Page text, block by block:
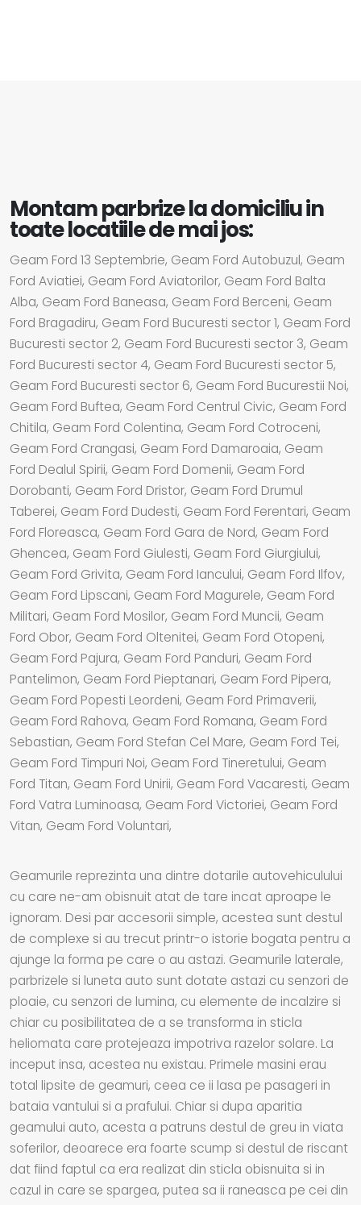
Montam parbrize la domiciliu in
toate locatiile de mai jos:
Geam Ford 13 Septembrie, Geam Ford Autobuzul, Geam
Ford Aviatiei, Geam Ford Aviatorilor, Geam Ford Balta
Alba, Geam Ford Baneasa, Geam Ford Berceni, Geam
Ford Bragadiru, Geam Ford Bucuresti sector 1, Geam Ford
Bucuresti sector 2, Geam Ford Bucuresti sector 3, Geam
Ford Bucuresti sector 4, Geam Ford Bucuresti sector 5,
Geam Ford Bucuresti sector 6, Geam Ford Bucurestii Noi,
Geam Ford Buftea, Geam Ford Centrul Civic, Geam Ford
Chitila, Geam Ford Colentina, Geam Ford Cotroceni,
Geam Ford Crangasi, Geam Ford Damaroaia, Geam
Ford Dealul Spirii, Geam Ford Domenii, Geam Ford
Dorobanti, Geam Ford Dristor, Geam Ford Drumul
Taberei, Geam Ford Dudesti, Geam Ford Ferentari, Geam
Ford Floreasca, Geam Ford Gara de Nord, Geam Ford
Ghencea, Geam Ford Giulesti, Geam Ford Giurgiului,
Geam Ford Grivita, Geam Ford Iancului, Geam Ford Ilfov,
Geam Ford Lipscani, Geam Ford Magurele, Geam Ford
Militari, Geam Ford Mosilor, Geam Ford Muncii, Geam
Ford Obor, Geam Ford Oltenitei, Geam Ford Otopeni,
Geam Ford Pajura, Geam Ford Panduri, Geam Ford
Pantelimon, Geam Ford Pieptanari, Geam Ford Pipera,
Geam Ford Popesti Leordeni, Geam Ford Primaverii,
Geam Ford Rahova, Geam Ford Romana, Geam Ford
Sebastian, Geam Ford Stefan Cel Mare, Geam Ford Tei,
Geam Ford Timpuri Noi, Geam Ford Tineretului, Geam
Ford Titan, Geam Ford Unirii, Geam Ford Vacaresti, Geam
Ford Vatra Luminoasa, Geam Ford Victoriei, Geam Ford
Vitan, Geam Ford Voluntari,
Geamurile reprezinta una dintre dotarile autovehiculului
cu care ne-am obisnuit atat de tare incat aproape le
ignoram. Desi par accesorii simple, acestea sunt destul
de complexe si au trecut printr-o istorie bogata pentru a
ajunge la forma pe care o au astazi. Geamurile laterale,
parbrizele si luneta auto sunt dotate astazi cu senzori de
ploaie, cu senzori de lumina, cu elemente de incalzire si
chiar cu posibilitatea de a se transforma in sticla
heliomata care protejeaza impotriva razelor solare. La
inceput insa, acestea nu existau. Primele masini erau
total lipsite de geamuri, ceea ce ii lasa pe pasageri in
bataia vantului si a prafului. Chiar si dupa aparitia
geamului auto, acesta a patruns destul de greu in viata
soferilor, deoarece era foarte scump si destul de riscant
dat fiind faptul ca era realizat din sticla obisnuita si in
cazul in care se spargea, putea sa ii raneasca pe cei din